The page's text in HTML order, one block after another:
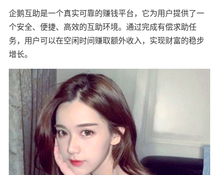
企鹅互助是一个真实可靠的赚钱平台，它为用户提供了一
个安全、便捷、高效的互助环境。通过完成有偿求助任
务，用户可以在空闲时间赚取额外收入，实现财富的稳步
增长。